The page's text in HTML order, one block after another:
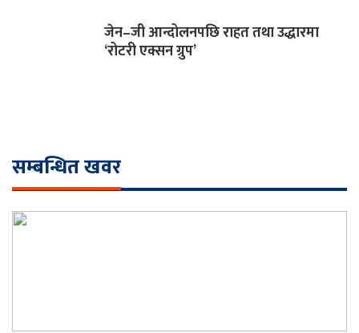
जेन–जी आन्दोलनपछि राहत तथा उद्धारमा
‘रोटरी एक्सन ग्रुप’
सम्बन्धित खवर